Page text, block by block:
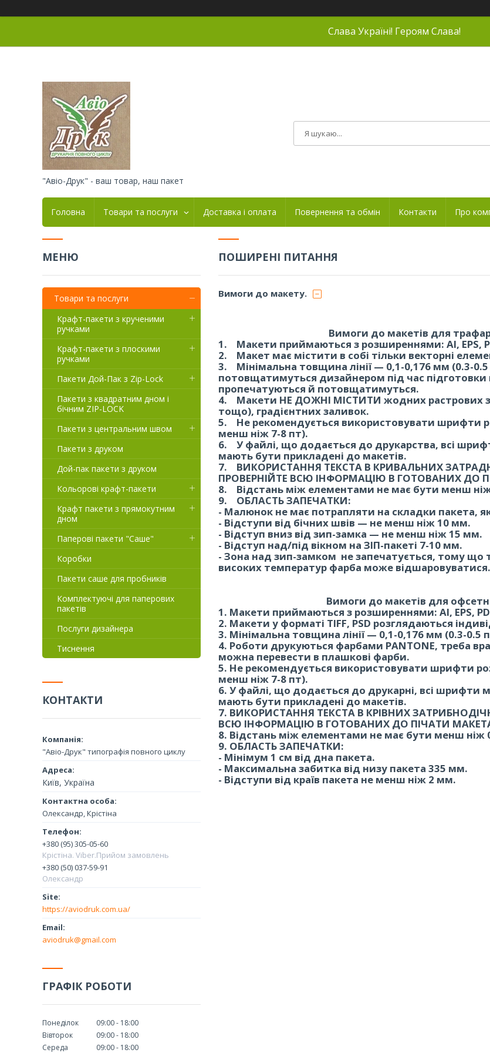
Слава Україні! Героям Слава!
"Авіо-Друк" - ваш товар, наш пакет
Головна Товари та послуги Доставка і оплата Повернення та обмін Контакти Про
ПОШИРЕНІ ПИТАННЯ
Вимоги до макету.
Вимоги до макетів для
1. Макети приймаються з розширеннями: AI, EPS,
2. Макет має містити в собі тільки векторні
3. Мінімальна товщина лінії — 0,1-0,176 мм (0.3-
потовщатимуться дизайнером під час
пропечатуються й потовщатимуться.
4. Макети НЕ ДОЖНІ МІСТИТИ жодних растрових
тощо), градієнтних заливок.
5. Не рекомендується використовувати шрифти
менш ніж 7-8 пт).
6. У файлі, що додається до друкарства, всі
мають бути прикладені до макетів.
7. ВИКОРИСТАННЯ ТЕКСТА В КРИВАЛЬНИХ
ПРОВЕРНІЙТЕ ВСЮ ІНФОРМАЦІЮ В ГОТОВАНИХ ДО
8. Відстань між елементами не має бути менш
9. ОБЛАСТЬ ЗАПЕЧАТКИ:
- Малюнок не має потрапляти на складки пакета,
- Відступи від бічних швів — не менш ніж 10 мм.
- Відступ вниз від зип-замка — не менш ніж 15 мм.
- Відступ над/під вікном на ЗІП-пакеті 7-10 мм.
- Зона над зип-замком не запечатується, тому що
високих температур фарба може відшаровуватися.
Вимоги до макетів для
1. Макети приймаються з розширеннями: AI, EPS, PDF
2. Макети у форматі TIFF, PSD розглядаються
3. Мінімальна товщина лінії — 0,1-0,176 мм (0.3-0.5
4. Роботи друкуються фарбами PANTONE, треба
можна перевести в плашкові фарби.
5. Не рекомендується використовувати шрифти
менш ніж 7-8 пт).
6. У файлі, що додається до друкарні, всі шрифти
мають бути прикладені до макетів.
7. ВИКОРИСТАННЯ ТЕКСТА В КРІВНИХ
ВСЮ ІНФОРМАЦІЮ В ГОТОВАНИХ ДО ПІЧАТИ
8. Відстань між елементами не має бути менш ніж
9. ОБЛАСТЬ ЗАПЕЧАТКИ:
- Мінімум 1 см від дна пакета.
- Максимальна забитка від низу пакета 335 мм.
- Відступи від країв пакета не менш ніж 2 мм.
Товари та послуги
Крафт-пакети з крученими
ручками
Крафт-пакети з плоскими
ручками
Пакети Дой-Пак з Zip-Lock
Пакети з квадратним дном і
бічним ZIP-LOCK
Пакети з центральним швом
Пакети з друком
Дой-пак пакети з друком
Кольорові крафт-пакети
Крафт пакети з прямокутним
дном
Паперові пакети "Саше"
Коробки
Пакети саше для пробників
Комплектуючі для паперових
пакетів
Послуги дизайнера
Тиснення
КОНТАКТИ
"Авіо-Друк" типографія повного циклу
Київ, Україна
Олександр, Крістіна
+380 (95) 305-05-60
Крістіна. Viber.Прийом замовлень
+380 (50) 037-59-91
Олександр
https://aviodruk.com.ua/
aviodruk@gmail.com
ГРАФІК РОБОТИ
Понеділок 09:00
18:00
Вівторок
09:00
18:00
Середа
09:00 18:00